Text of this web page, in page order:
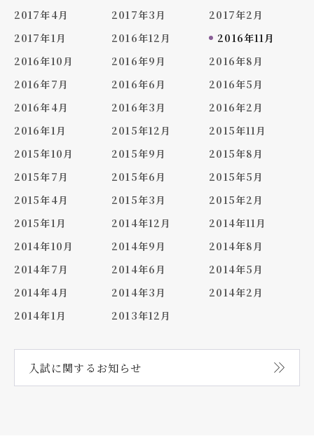
2017年4月
2017年3月
2017年2月
2017年1月
2016年12月
2016年11月
2016年10月
2016年9月
2016年8月
2016年7月
2016年6月
2016年5月
2016年4月
2016年3月
2016年2月
2016年1月
2015年12月
2015年11月
2015年10月
2015年9月
2015年8月
2015年7月
2015年6月
2015年5月
2015年4月
2015年3月
2015年2月
2015年1月
2014年12月
2014年11月
2014年10月
2014年9月
2014年8月
2014年7月
2014年6月
2014年5月
2014年4月
2014年3月
2014年2月
2014年1月
2013年12月
入試に関する お知らせ